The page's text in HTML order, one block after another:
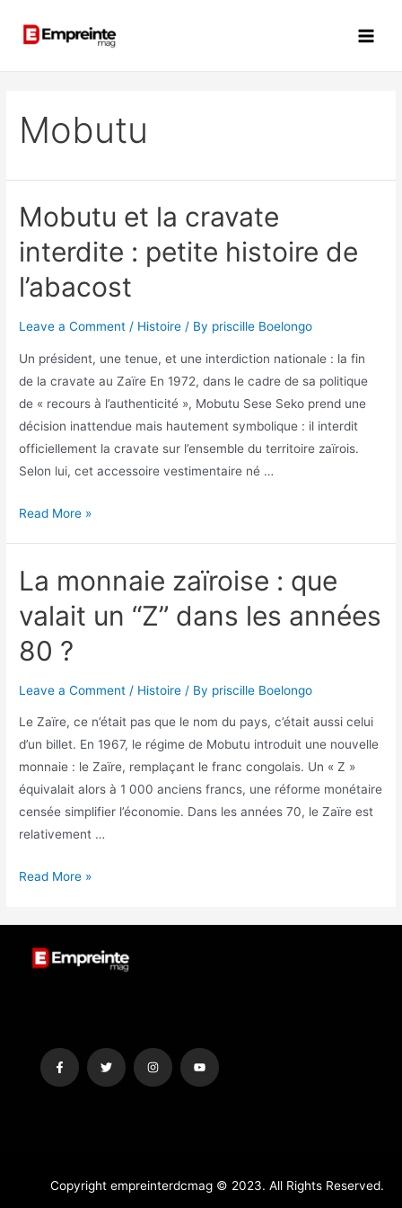
Mobutu
Mobutu et la cravate
interdite : petite histoire de
l’abacost
Leave a Comment / Histoire / By priscille Boelongo
Un président, une tenue, et une interdiction nationale : la fin
de la cravate au Zaïre En 1972, dans le cadre de sa politique
de « recours à l’authenticité », Mobutu Sese Seko prend une
décision inattendue mais hautement symbolique : il interdit
officiellement la cravate sur l’ensemble du territoire zaïrois.
Selon lui, cet accessoire vestimentaire né …
Read More »
La monnaie zaïroise : que
valait un “Z” dans les années
80 ?
Leave a Comment / Histoire / By priscille Boelongo
Le Zaïre, ce n’était pas que le nom du pays, c’était aussi celui
d’un billet. En 1967, le régime de Mobutu introduit une nouvelle
monnaie : le Zaïre, remplaçant le franc congolais. Un « Z »
équivalait alors à 1 000 anciens francs, une réforme monétaire
censée simplifier l’économie. Dans les années 70, le Zaïre est
relativement …
Read More »
Copyright empreinterdcmag © 2023. All Rights Reserved.